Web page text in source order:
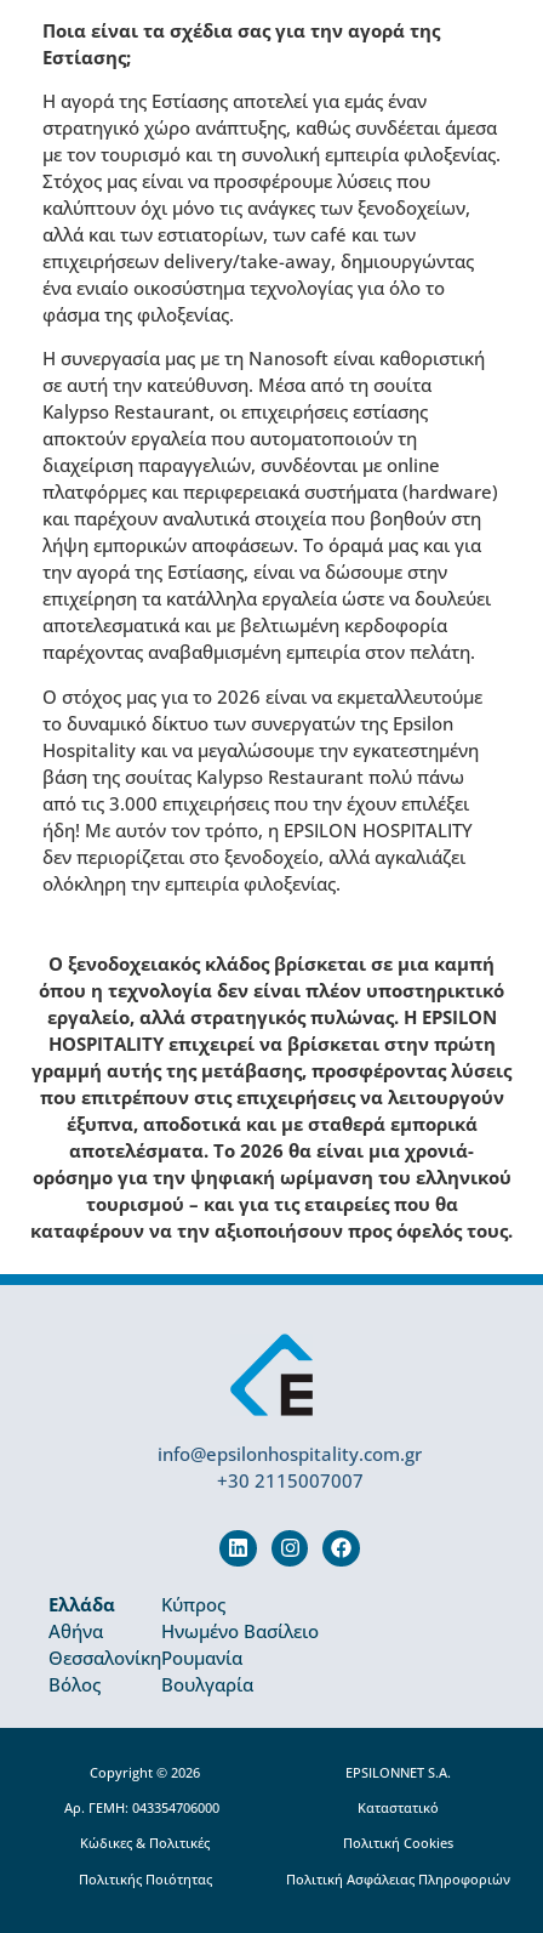
Ποια είναι τα σχέδια σας για την αγορά της
Εστίασης;
Η αγορά της Εστίασης αποτελεί για εµάς έναν
στρατηγικό χώρο ανάπτυξης, καθώς συνδέεται άµεσα
µε τον τουρισµό και τη συνολική εµπειρία φιλοξενίας.
Στόχος µας είναι να προσφέρουµε λύσεις που
καλύπτουν όχι µόνο τις ανάγκες των ξενοδοχείων,
αλλά και των εστιατορίων, των café και των
επιχειρήσεων delivery/take-away, δηµιουργώντας
ένα ενιαίο οικοσύστηµα τεχνολογίας για όλο το
φάσµα της φιλοξενίας.
Η συνεργασία µας µε τη Nanosoft είναι καθοριστική
σε αυτή την κατεύθυνση. Μέσα από τη σουίτα
Kalypso Restaurant, οι επιχειρήσεις εστίασης
αποκτούν εργαλεία που αυτοµατοποιούν τη
διαχείριση παραγγελιών, συνδέονται µε online
πλατφόρµες και περιφερειακά συστήµατα (hardware)
και παρέχουν αναλυτικά στοιχεία που βοηθούν στη
λήψη εµπορικών αποφάσεων. Το όραµά µας και για
την αγορά της Εστίασης, είναι να δώσουµε στην
επιχείρηση τα κατάλληλα εργαλεία ώστε να δουλεύει
αποτελεσµατικά και µε βελτιωµένη κερδοφορία
παρέχοντας αναβαθµισµένη εµπειρία στον πελάτη.
O στόχος µας για το 2026 είναι να εκµεταλλευτούµε
το δυναµικό δίκτυο των συνεργατών της Epsilon
Hospitality και να µεγαλώσουµε την εγκατεστηµένη
βάση της σουίτας Kalypso Restaurant πολύ πάνω
από τις 3.000 επιχειρήσεις που την έχουν επιλέξει
ήδη! Με αυτόν τον τρόπο, η EPSILON HOSPITALITY
δεν περιορίζεται στο ξενοδοχείο, αλλά αγκαλιάζει
ολόκληρη την εµπειρία φιλοξενίας.
Ο ξενοδοχειακός κλάδος βρίσκεται σε µια καµπή
όπου η τεχνολογία δεν είναι πλέον υποστηρικτικό
εργαλείο, αλλά στρατηγικός πυλώνας. Η EPSILON
HOSPITALITY επιχειρεί να βρίσκεται στην πρώτη
γραµµή αυτής της µετάβασης, προσφέροντας λύσεις
που επιτρέπουν στις επιχειρήσεις να λειτουργούν
έξυπνα, αποδοτικά και µε σταθερά εµπορικά
αποτελέσµατα. Το 2026 θα είναι µια χρονιά-
ορόσηµο για την ψηφιακή ωρίµανση του ελληνικού
τουρισµού – και για τις εταιρείες που θα
καταφέρουν να την αξιοποιήσουν προς όφελός τους.
info@epsilonhospitality.com.gr
+30 2115007007
Ελλάδα
Αθήνα
Θεσσαλονίκη
Βόλος
Κύπρος
Ηνωμένο Βασίλειο
Ρουμανία
Βουλγαρία
Copyright © 2026 EPSILONNET S.Α.
Αρ. ΓΕΜΗ: 043354706000 Καταστατικό
Κώδικες & Πολιτικές Πολιτική Cookies
Πολιτικής Ποιότητας Πολιτική Ασφάλειας Πληροφοριών